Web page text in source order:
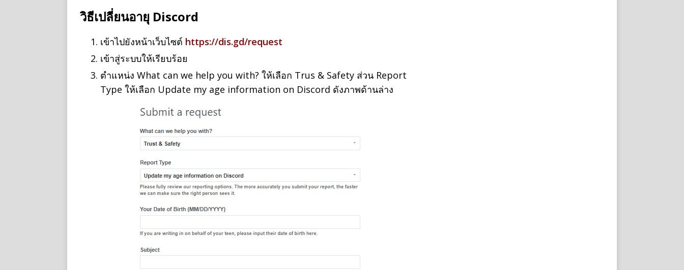
วิธีเปลี่ยนอายุ Discord
เข้าไปยังหน้าเว็บไซต์ https://dis.gd/request
เข้าสู่ระบบให้เรียบร้อย
ตำแหน่ง What can we help you with? ให้เลือก Trus & Safety ส่วน Report
Type ให้เลือก Update my age information on Discord ดังภาพด้านล่าง